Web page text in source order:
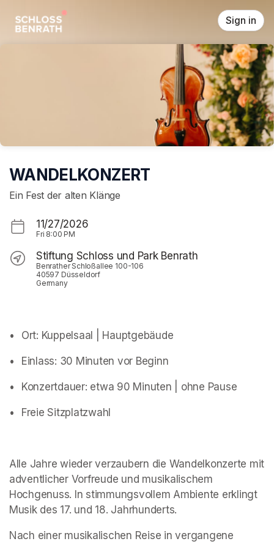
Sign in
WANDELKONZERT
Ein Fest der alten Klänge
11/27/2026
Fri 8:00 PM
Stiftung Schloss und Park Benrath
Benrather Schloßallee 100-106
40597 Düsseldorf
Germany
•	Ort: Kuppelsaal | Hauptgebäude
•	Einlass: 30 Minuten vor Beginn
•	Konzertdauer: etwa 90 Minuten | ohne Pause
•	Freie Sitzplatzwahl
Alle Jahre wieder verzaubern die Wandelkonzerte mit
adventlicher Vorfreude und musikalischem
Hochgenuss. In stimmungsvollem Ambiente erklingt
Musik des 17. und 18. Jahrhunderts.
Nach einer musikalischen Reise in vergangene